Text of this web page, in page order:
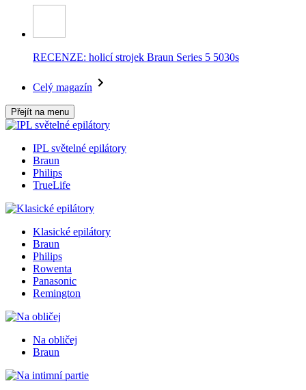
RECENZE: holicí strojek Braun Series 5 5030s
Celý magazín
Přejít na menu
IPL světelné epilátory
Braun
Philips
TrueLife
Klasické epilátory
Braun
Philips
Rowenta
Panasonic
Remington
Na obličej
Braun